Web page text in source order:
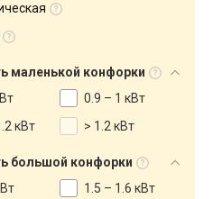
маленькой конфорки
0.9 – 1 кВт
кВт
> 1.2 кВт
большой конфорки
1.5 – 1.6 кВт